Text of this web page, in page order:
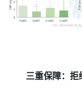
三重保障：